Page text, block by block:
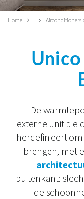
VERWARMING
GEÏNTEGREERDE SYSTEMEN
WERELD OS
DOCUMENTATIE PRODUCTEN
Home Airconditioners
De
externe unit die
herdefinieert om
brengen, met
buitenkant:
- de